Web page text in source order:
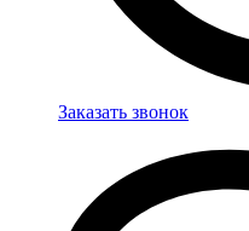
Заказать звонок